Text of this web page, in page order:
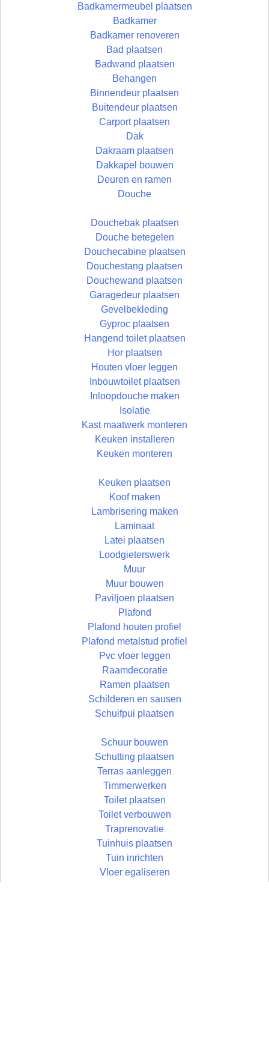
Badkamermeubel plaatsen
Badkamer
Badkamer renoveren
Bad plaatsen
Badwand plaatsen
Behangen
Binnendeur plaatsen
Buitendeur plaatsen
Carport plaatsen
Dak
Dakraam plaatsen
Dakkapel bouwen
Deuren en ramen
Douche
Douchebak plaatsen
Douche betegelen
Douchecabine plaatsen
Douchestang plaatsen
Douchewand plaatsen
Garagedeur plaatsen
Gevelbekleding
Gyproc plaatsen
Hangend toilet plaatsen
Hor plaatsen
Houten vloer leggen
Inbouwtoilet plaatsen
Inloopdouche maken
Isolatie
Kast maatwerk monteren
Keuken installeren
Keuken monteren
Keuken plaatsen
Koof maken
Lambrisering maken
Laminaat
Latei plaatsen
Loodgieterswerk
Muur
Muur bouwen
Paviljoen plaatsen
Plafond
Plafond houten profiel
Plafond metalstud profiel
Pvc vloer leggen
Raamdecoratie
Ramen plaatsen
Schilderen en sausen
Schuifpui plaatsen
Schuur bouwen
Schutting plaatsen
Terras aanleggen
Timmerwerken
Toilet plaatsen
Toilet verbouwen
Traprenovatie
Tuinhuis plaatsen
Tuin inrichten
Vloer egaliseren